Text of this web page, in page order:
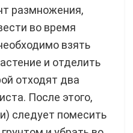
размножения,
во время
взять
и отделить
отходят два
После этого,
следует помесить